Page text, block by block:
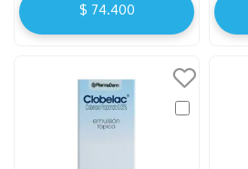
$ 74.400